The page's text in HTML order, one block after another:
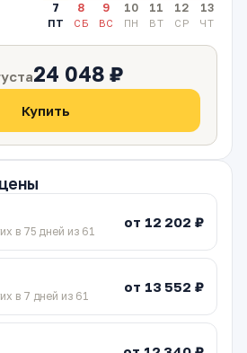
7
ПТ
8
СБ
9
ВС
10
ПН
11
ВТ
12
СР
13
ЧТ
24 048 ₽
Купить
в 75 дней из 61
от 12 202 ₽
в 7 дней из 61
от 13 552 ₽